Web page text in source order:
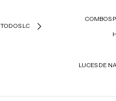
TODOS LOS PRODUCTOS
COMBOS
LUCES DE